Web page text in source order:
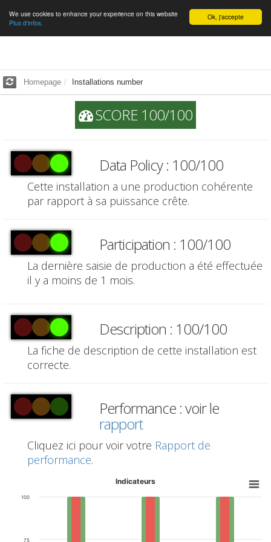
English Ok, j'accepte
We use cookies to enhance your experience on this website
Plus d'infos.
Homepage Installations number
SCORE 100/100
Data Policy : 100/100
Cette installation a une production cohérente
par rapport à sa puissance crête.
Participation : 100/100
La dernière saisie de production a été effectuée
il y a moins de 1 mois.
Description : 100/100
La fiche de description de cette installation est
correcte.
Performance : voir le
rapport
Cliquez ici pour voir votre Rapport de
performance.
Indicateurs
75
100